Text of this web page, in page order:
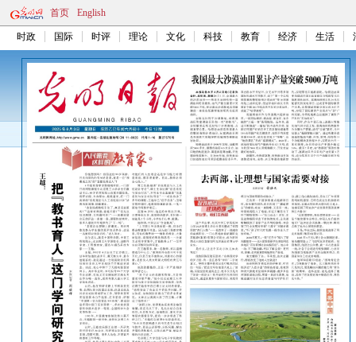
首页 English
时政 国际 时评 理论 文化 科技 教育 经济 生活